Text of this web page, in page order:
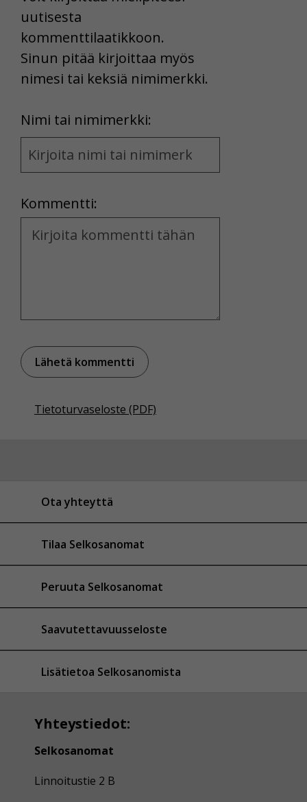
uutisesta
kommenttilaatikkoon.
Sinun pitää kirjoittaa myös
nimesi tai keksiä nimimerkki.
Nimi tai nimimerkki:
Name
and
Kommentti:
Kommentti
Tietoturvaseloste (PDF)
Ota yhteyttä
Tilaa Selkosanomat
Peruuta Selkosanomat
Saavutettavuusseloste
Lisätietoa Selkosanomista
Yhteystiedot:
Selkosanomat
Linnoitustie 2 B